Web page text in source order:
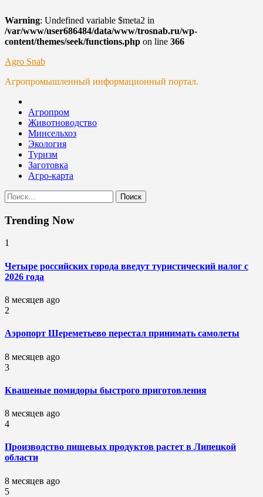
Warning: Undefined variable $meta2 in
/var/www/user686484/data/www/trosnab.ru/wp-
content/themes/seek/functions.php on line 366
Skip
content
Agro Snab
Агропромышленный информационный портал.
Агропром
Животноводство
Минсельхоз
Экология
Туризм
Заготовка
Агро-карта
Найти:
Trending Now
1
Четыре российских города введут туристический налог с
2026 года
8 месяцев ago
2
Аэропорт Шереметьево перестал принимать самолеты
8 месяцев ago
3
Квашеные помидоры быстрого приготовления
8 месяцев ago
4
Производство пищевых продуктов растет в Липецкой
области
8 месяцев ago
5